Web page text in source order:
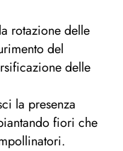
rotazione delle
del
delle
la presenza
fiori che